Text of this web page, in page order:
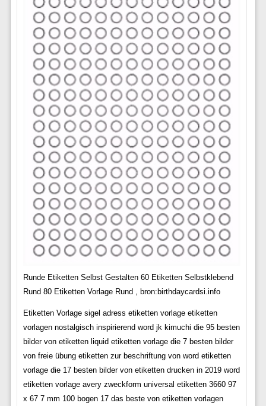
Runde Etiketten Selbst Gestalten 60 Etiketten Selbstklebend
Rund 80 Etiketten Vorlage Rund , bron:birthdaycardsi.info
Etiketten Vorlage sigel adress etiketten vorlage etiketten
vorlagen nostalgisch inspirierend word jk kimuchi die 95 besten
bilder von etiketten liquid etiketten vorlage die 7 besten bilder
von freie übung etiketten zur beschriftung von word etiketten
vorlage die 17 besten bilder von etiketten drucken in 2019 word
etiketten vorlage avery zweckform universal etiketten 3660 97
x 67 7 mm 100 bogen 17 das beste von etiketten vorlagen